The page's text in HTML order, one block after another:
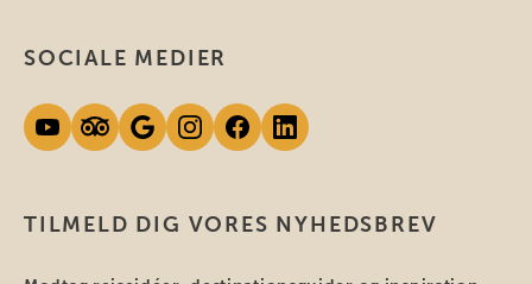
TILMELD DIG VORES NYHEDSBREV
SOCIALE MEDIER